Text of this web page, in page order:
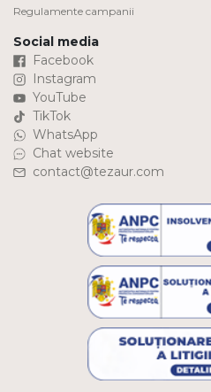
Regulamente campanii
Social media
Facebook
Instagram
YouTube
TikTok
WhatsApp
Chat website
contact@tezaur.com